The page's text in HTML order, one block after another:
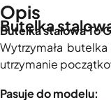
Butelka
Opis
Butelka stalowa To
Wytrzymała
utrzymanie
Pasuje do modelu: